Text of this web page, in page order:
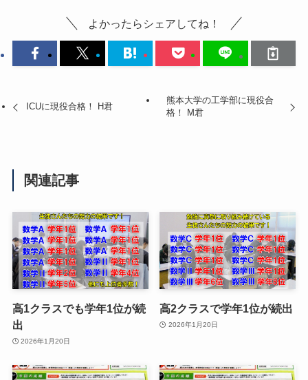
よかったらシェアしてね！
ICUに現役合格！ H君
熊本大学の工学部に現役合
格！ M君
関連記事
高1クラスでも学年1位が続
出
2026年1月20日
高2クラスで学年1位が続出
2026年1月20日